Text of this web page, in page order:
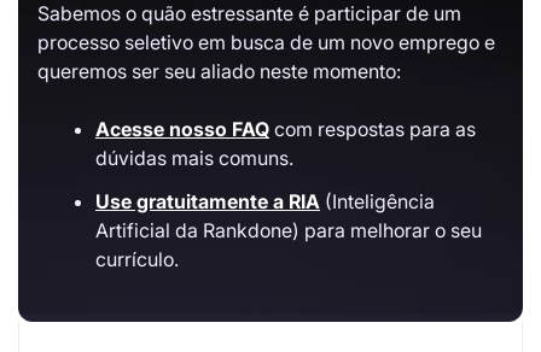
Sabemos o quão estressante é participar de um
processo seletivo em busca de um novo emprego e
queremos ser seu aliado neste momento:
Acesse nosso FAQ com respostas para as
dúvidas mais comuns.
Use gratuitamente a RIA (Inteligência
Artificial da Rankdone) para melhorar o seu
currículo.